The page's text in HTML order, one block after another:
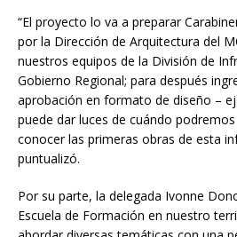
“El proyecto lo va a preparar
por la Dirección de Arquitectura del
nuestros equipos de la División de
Gobierno Regional; para después
aprobación en formato de diseño –
puede dar luces de cuándo
conocer las primeras obras de esta
puntualizó.
Por su parte, la delegada Ivonne
Escuela de Formación en nuestro